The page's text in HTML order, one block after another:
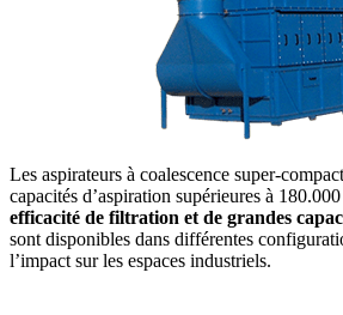
Les aspirateurs à coalescence super-
capacités d’aspiration supérieures à
efficacité de filtration et de grandes
sont disponibles dans différentes
l’impact sur les espaces industriels.